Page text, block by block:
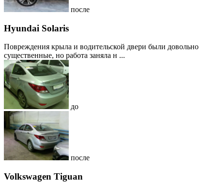
после
Hyundai Solaris
Повреждения крыла и водительской двери были довольно
существенные, но работа заняла н ...
до
после
Volkswagen Tiguan